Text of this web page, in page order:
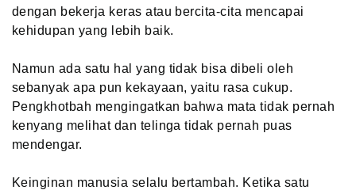
dengan bekerja keras atau bercita-cita mencapai
kehidupan yang lebih baik.
Namun ada satu hal yang tidak bisa dibeli oleh
sebanyak apa pun kekayaan, yaitu rasa cukup.
Pengkhotbah mengingatkan bahwa mata tidak pernah
kenyang melihat dan telinga tidak pernah puas
mendengar.
Keinginan manusia selalu bertambah. Ketika satu